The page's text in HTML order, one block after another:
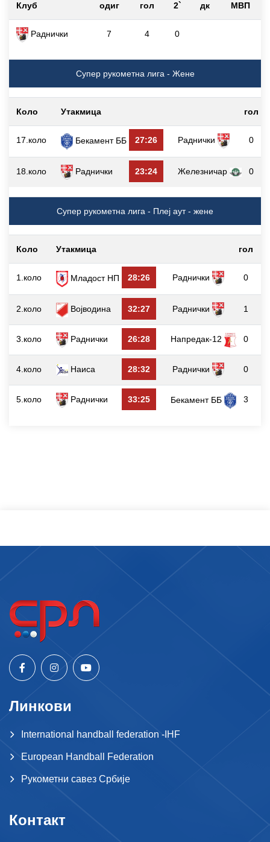
Клуб одиг гол 2` дк МВП
Раднички 7 4 0
Супер рукометна лига - Жене
Коло Утакмица гол
17.коло Бекамент ББ 27:26 Раднички 0
18.коло Раднички 23:24 Железничар 0
Супер рукометна лига - Плеј аут - жене
Коло Утакмица гол
1.коло Младост НП 28:26 Раднички 0
2.коло Војводина 32:27 Раднички 1
3.коло Раднички 26:28 Напредак-12 0
4.коло Наиса 28:32 Раднички 0
5.коло Раднички 33:25 Бекамент ББ 3
Линкови
International handball federation -IHF
European Handball Federation
Рукометни савез Србије
Контакт